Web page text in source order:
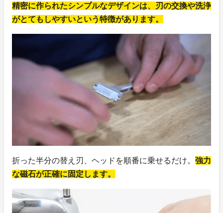
精密に作られたシンプルなデザインは、刃の交換や洗浄
がとてもしやすいという特徴があります。
折った半分の替え刃、ヘッドを順番に乗せるだけ。 強力
な磁石が正確に固定します。